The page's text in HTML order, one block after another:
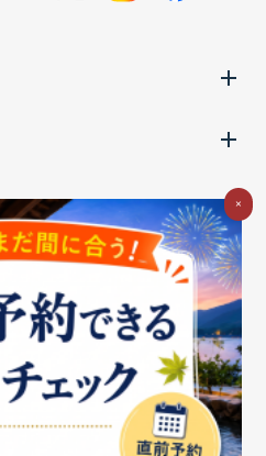
ブアクセシビリティの取り組み
シーポータル
Cookieポリシー
セキュリティ基本方針
×